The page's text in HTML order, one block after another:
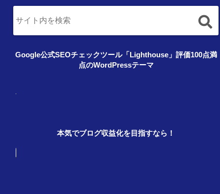
Google公式SEOチェックツール「Lighthouse」評価100点満
点のWordPressテーマ
本気でブログ収益化を目指すなら！